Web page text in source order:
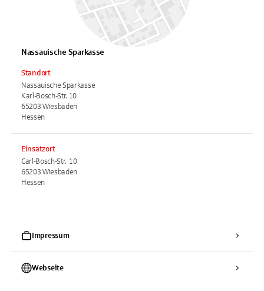
Nassauische Sparkasse
Standort
Nassauische Sparkasse
Karl-Bosch-Str. 10
65203 Wiesbaden
Hessen
Einsatzort
Carl-Bosch-Str. 10
65203 Wiesbaden
Hessen
Impressum
Webseite